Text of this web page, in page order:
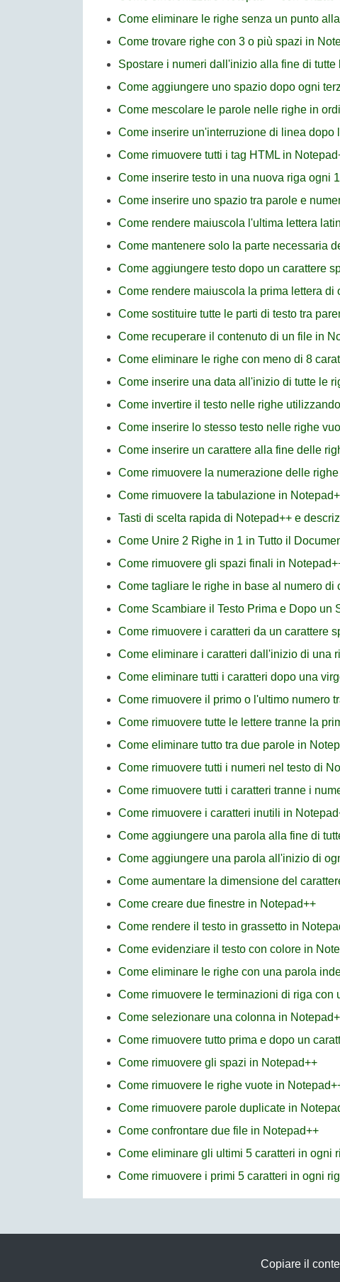
Come eliminare le righe senza un punto
Come trovare righe con 3 o più spazi in
Spostare i numeri dall'inizio alla fine di
Come aggiungere uno spazio dopo ogni
Come mescolare le parole nelle righe in
Come inserire un'interruzione di linea dopo
Come rimuovere tutti i tag HTML in
Come inserire testo in una nuova riga ogni
Come inserire uno spazio tra parole e
Come rendere maiuscola l'ultima lettera
Come mantenere solo la parte necessaria
Come aggiungere testo dopo un carattere
Come rendere maiuscola la prima lettera di
Come sostituire tutte le parti di testo tra
Come recuperare il contenuto di un file in
Come eliminare le righe con meno di 8
Come inserire una data all'inizio di tutte le
Come invertire il testo nelle righe
Come inserire lo stesso testo nelle righe
Come inserire un carattere alla fine delle
Come rimuovere la numerazione delle
Come rimuovere la tabulazione in
Tasti di scelta rapida di Notepad++ e
Come Unire 2 Righe in 1 in Tutto il
Come rimuovere gli spazi finali in
Come tagliare le righe in base al numero di
Come Scambiare il Testo Prima e Dopo un
Come rimuovere i caratteri da un carattere
Come eliminare i caratteri dall'inizio di una
Come eliminare tutti i caratteri dopo una
Come rimuovere il primo o l'ultimo numero
Come rimuovere tutte le lettere tranne la
Come eliminare tutto tra due parole in
Come rimuovere tutti i numeri nel testo di
Come rimuovere tutti i caratteri tranne i
Come rimuovere i caratteri inutili in
Come aggiungere una parola alla fine di
Come aggiungere una parola all'inizio di
Come aumentare la dimensione del
Come creare due finestre in Notepad++
Come rendere il testo in grassetto in
Come evidenziare il testo con colore in
Come eliminare le righe con una parola
Come rimuovere le terminazioni di riga con
Come selezionare una colonna in
Come rimuovere tutto prima e dopo un
Come rimuovere gli spazi in Notepad++
Come rimuovere le righe vuote in
Come rimuovere parole duplicate in
Come confrontare due file in Notepad++
Come eliminare gli ultimi 5 caratteri in ogni
Come rimuovere i primi 5 caratteri in ogni
Copiare il